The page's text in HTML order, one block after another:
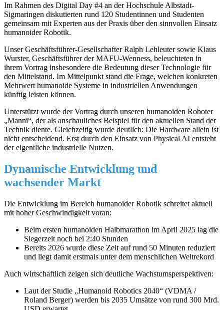
Im Rahmen des Digital Day #4 an der Hochschule Albstadt-
Sigmaringen diskutierten rund 120 Studentinnen und Studenten
gemeinsam mit Experten aus der Praxis über den sinnvollen Einsatz
humanoider Robotik.
Unser Geschäftsführer-Gesellschafter Ralph Lehleuter sowie Klaus
Wurster, Geschäftsführer der MAFU-Wenness, beleuchteten in
ihrem Vortrag insbesondere die Bedeutung dieser Technologie für
den Mittelstand. Im Mittelpunkt stand die Frage, welchen konkreten
Mehrwert humanoide Systeme in industriellen Anwendungen
künftig leisten können.
Unterstützt wurde der Vortrag durch unseren humanoiden Roboter
„Manni“, der als anschauliches Beispiel für den aktuellen Stand der
Technik diente. Gleichzeitig wurde deutlich: Die Hardware allein ist
nicht entscheidend. Erst durch den Einsatz von Physical AI entsteht
der eigentliche industrielle Nutzen.
Dynamische Entwicklung und
wachsender Markt
Die Entwicklung im Bereich humanoider Robotik schreitet aktuell
mit hoher Geschwindigkeit voran:
Beim ersten humanoiden Halbmarathon im April 2025 lag die
Siegerzeit noch bei 2:40 Stunden
Bereits 2026 wurde diese Zeit auf rund 50 Minuten reduziert
und liegt damit erstmals unter dem menschlichen Weltrekord
Auch wirtschaftlich zeigen sich deutliche Wachstumsperspektiven:
Laut der Studie „Humanoid Robotics 2040“ (VDMA /
Roland Berger) werden bis 2035 Umsätze von rund 300 Mrd.